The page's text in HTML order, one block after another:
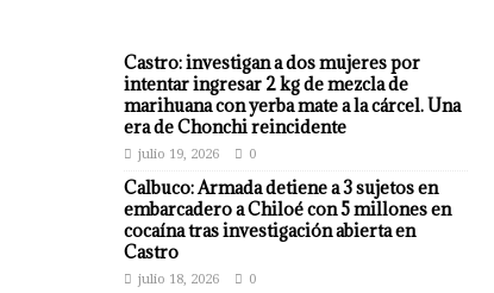
Castro: investigan a dos mujeres por
intentar ingresar 2 kg de mezcla de
marihuana con yerba mate a la cárcel. Una
era de Chonchi reincidente
julio 19, 2026 0
Calbuco: Armada detiene a 3 sujetos en
embarcadero a Chiloé con 5 millones en
cocaína tras investigación abierta en
Castro
julio 18, 2026 0